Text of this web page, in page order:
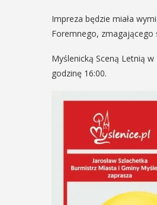
Impreza będzie miała
Foremnego, zmagającego
Myślenicką Sceną Letnią
godzinę 16:00.